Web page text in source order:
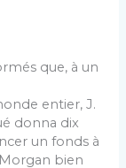
que, à un
entier, J.
donna dix
un fonds à
bien